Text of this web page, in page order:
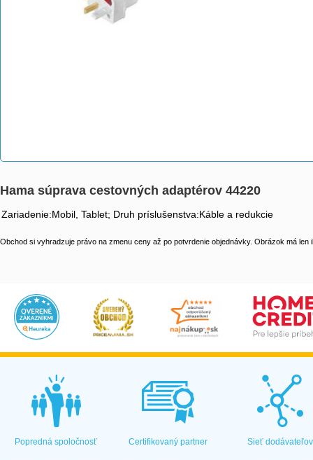
Hama súprava cestovných adaptérov 44220
Zariadenie:Mobil, Tablet; Druh príslušenstva:Káble a redukcie
Obchod si vyhradzuje právo na zmenu ceny až po potvrdenie objednávky. Obrázok má len
Popredná spoločnosť Certifikovaný partner Sieť dodávateľov